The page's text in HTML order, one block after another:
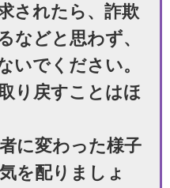
されたら、詐欺
などと思わず、
いでください。
り戻すことはほ
に変わった様子
を配りましょ